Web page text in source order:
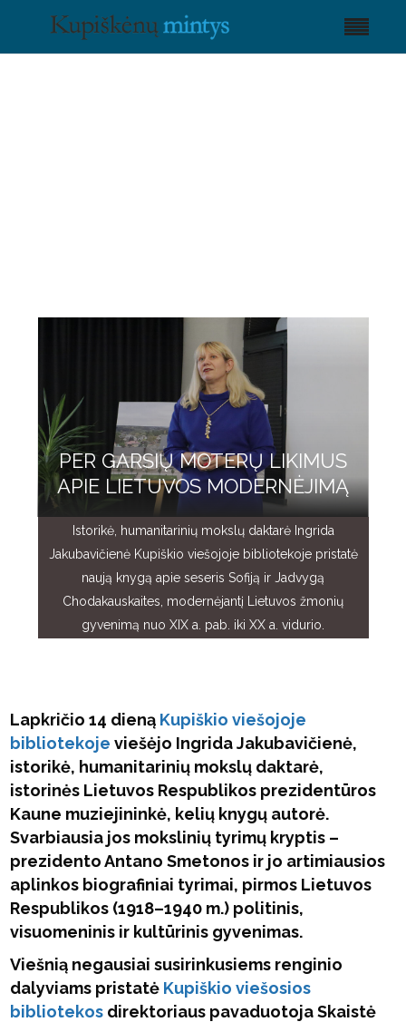
PER GARSIŲ MOTERŲ LIKIMUS
APIE LIETUVOS MODERNĖJIMĄ
Istorikė, humanitarinių mokslų daktarė Ingrida
Jakubavičienė Kupiškio viešojoje bibliotekoje pristatė
naują knygą apie seseris Sofiją ir Jadvygą
Chodakauskaites, modernėjantį Lietuvos žmonių
gyvenimą nuo XIX a. pab. iki XX a. vidurio.
Lapkričio 14 dieną Kupiškio viešojoje
bibliotekoje viešėjo Ingrida Jakubavičienė,
istorikė, humanitarinių mokslų daktarė,
istorinės Lietuvos Respublikos prezidentūros
Kaune muziejininkė, kelių knygų autorė.
Svarbiausia jos mokslinių tyrimų kryptis –
prezidento Antano Smetonos ir jo artimiausios
aplinkos biografiniai tyrimai, pirmos Lietuvos
Respublikos (1918–1940 m.) politinis,
visuomeninis ir kultūrinis gyvenimas.
Viešnią negausiai susirinkusiems renginio
dalyviams pristatė Kupiškio viešosios
bibliotekos direktoriaus pavaduotoja Skaistė